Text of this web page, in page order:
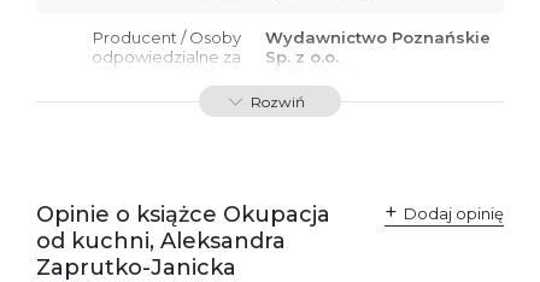
Producent / Osoby
odpowiedzialne za
przepisami:
Wydawnictwo Poznańskie
Sp. z o.o.
61-701 Poznań
Polska
Ostrzeżenia oraz
informacje dotyczące
bezpieczeństwa:
Załącznik PDF
Rozwiń
Opinie o książce Okupacja
od kuchni, Aleksandra
Zaprutko-Janicka
Dodaj opinię